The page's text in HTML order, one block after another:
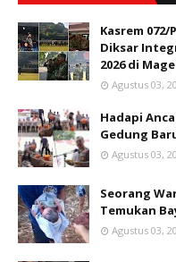
Kasrem
Diksar
2026 di
Agustus 03,
Hadapi
Gedung
Agustus 03,
Seorang
Temukan
Agustus 03,